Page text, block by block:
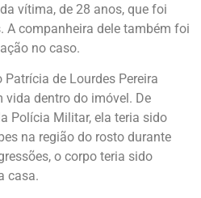
vítima, de 28 anos, que foi
A companheira dele também foi
no caso.
de Lourdes Pereira
vida dentro do imóvel. De
Polícia Militar, ela teria sido
na região do rosto durante
o corpo teria sido
casa.